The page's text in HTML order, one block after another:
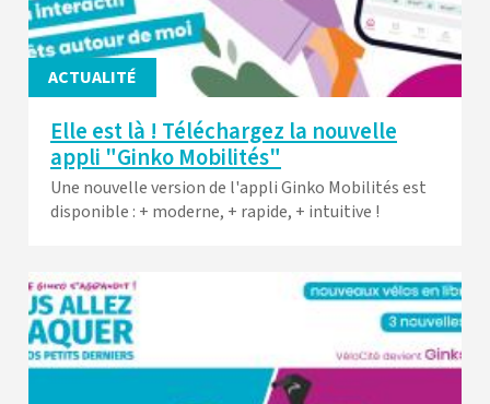
ACTUALITÉ
Elle est là ! Téléchargez la nouvelle
appli "Ginko Mobilités"
Une nouvelle version de l'appli Ginko Mobilités est
disponible : + moderne, + rapide, + intuitive !